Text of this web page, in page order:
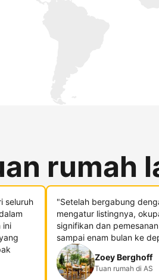
rumah
seluruh
ini
"Setelah bergabung
mengatur listingnya,
signifikan dan
sampai enam bulan ke
Zoey Berghoff
Tuan rumah di AS